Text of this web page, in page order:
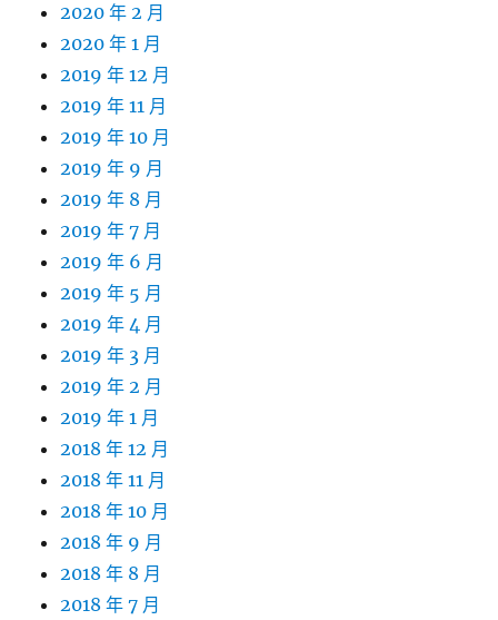
2020 年 2 月
2020 年 1 月
2019 年 12 月
2019 年 11 月
2019 年 10 月
2019 年 9 月
2019 年 8 月
2019 年 7 月
2019 年 6 月
2019 年 5 月
2019 年 4 月
2019 年 3 月
2019 年 2 月
2019 年 1 月
2018 年 12 月
2018 年 11 月
2018 年 10 月
2018 年 9 月
2018 年 8 月
2018 年 7 月